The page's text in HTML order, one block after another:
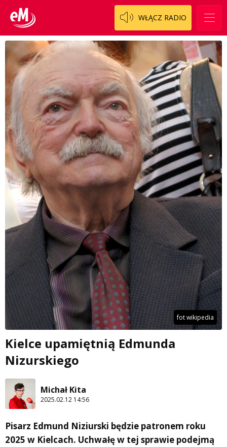
WŁĄCZ RADIO
fot wikipedia
Kielce upamiętnią Edmunda
Nizurskiego
Michał Kita
2025.02.12 14:56
Pisarz Edmund Niziurski będzie patronem roku
2025 w Kielcach. Uchwałę w tej sprawie podejmą